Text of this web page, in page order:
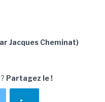
Jacques Cheminat)
Partagez le !